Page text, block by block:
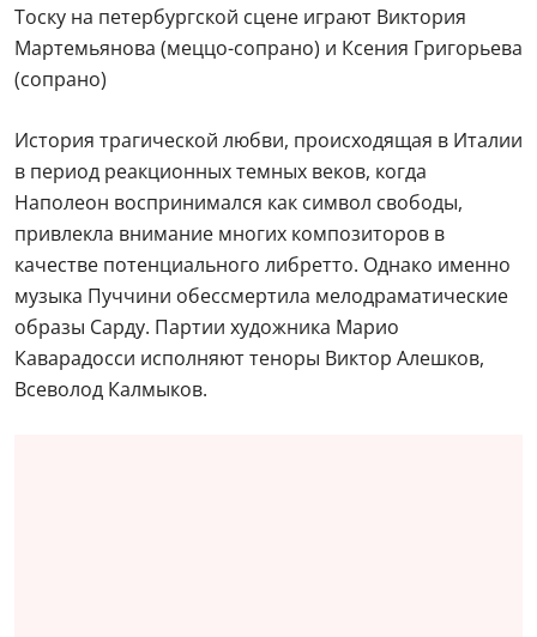
Тоску на петербургской сцене играют Виктория
Мартемьянова (меццо-сопрано) и Ксения Григорьева
(сопрано)
История трагической любви, происходящая в Италии
в период реакционных темных веков, когда
Наполеон воспринимался как символ свободы,
привлекла внимание многих композиторов в
качестве потенциального либретто. Однако именно
музыка Пуччини обессмертила мелодраматические
образы Сарду. Партии художника Марио
Каварадосси исполняют теноры Виктор Алешков,
Всеволод Калмыков.